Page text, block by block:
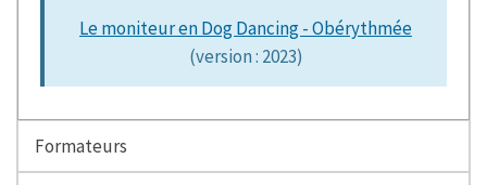
Le moniteur en Dog Dancing - Obérythmée
(version : 2023)
Formateurs